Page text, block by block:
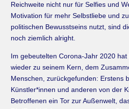
Reichweite nicht nur für Selfies und
Motivation für mehr Selbstliebe und
politischen Bewusst­seins nutzt, sind
noch ziemlich alright.
Im gebeutelten Corona­-Jahr 2020
wieder zu seinem Kern, dem
Menschen, zurückgefunden: Erstens
Künstler*innen und anderen von der
Betroffenen ein Tor zur Außenwelt,